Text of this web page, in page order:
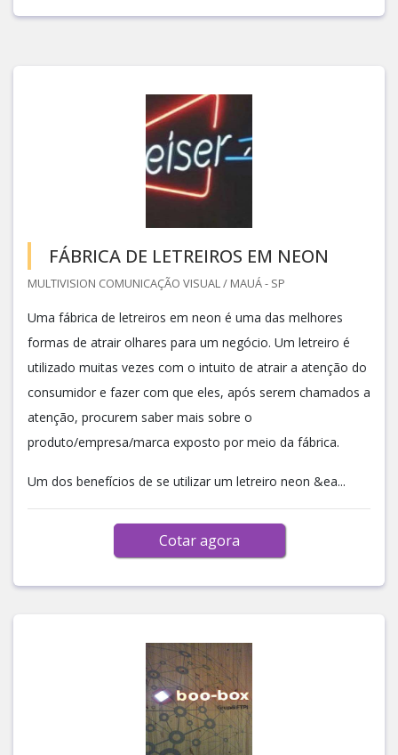
FÁBRICA DE LETREIROS EM NEON
MULTIVISION COMUNICAÇÃO VISUAL / MAUÁ - SP
Uma fábrica de letreiros em neon é uma das melhores
formas de atrair olhares para um negócio. Um letreiro é
utilizado muitas vezes com o intuito de atrair a atenção do
consumidor e fazer com que eles, após serem chamados a
atenção, procurem saber mais sobre o
produto/empresa/marca exposto por meio da fábrica.
Um dos benefícios de se utilizar um letreiro neon &ea...
Cotar agora